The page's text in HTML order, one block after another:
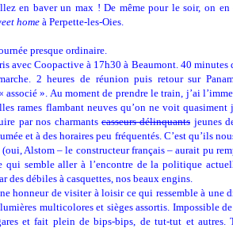
en baver un max ! De même pour le soir, on en
homeà Perpette-les-Oies.
presque ordinaire.
avec Coopactive à 17h30 à Beaumont. 40 minutes
2 heures de réunion puis retour sur
associé ». Au moment de prendre le train, j’ai
rames flambant neuves qu’on ne voit
par nos charmants casseurs-délinquants jeunes
et à des horaires peu fréquentés. C’est qu’ils
Alstom – le constructeur français – aurait pu
qui semble aller à l’encontre de la politique
des débiles à casquettes, nos beaux engins.
honneur de visiter à loisir ce qui ressemble à une
multicolores et sièges assortis. Impossible
et fait plein de bips-bips, de tut-tut et autres.